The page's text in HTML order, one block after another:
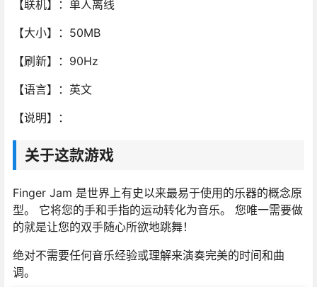
【联机】：单人离线
【大小】：50MB
【刷新】：90Hz
【语言】：英文
【说明】：
关于这款游戏
Finger Jam 是世界上有史以来最易于使用的乐器的概念原
型。 它将您的手和手指的运动转化为音乐。 您唯一需要做
的就是让您的双手随心所欲地跳舞！
绝对不需要任何音乐经验或理解来演奏完美的时间和曲
调。